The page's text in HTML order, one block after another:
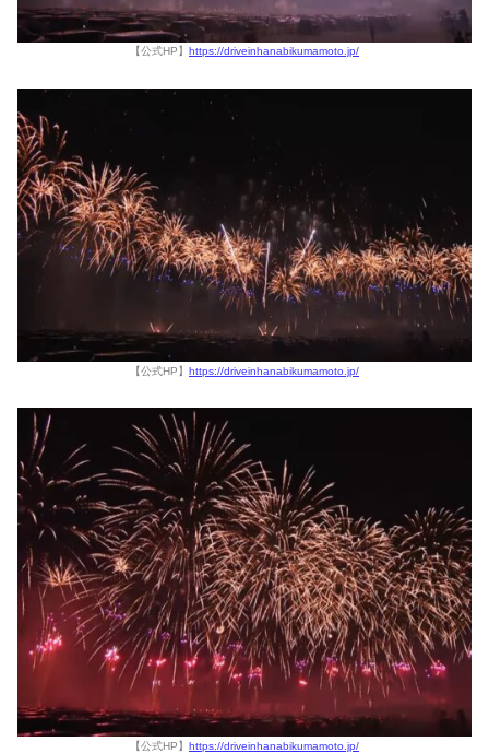
【公式HP】 https://driveinhanabikumamoto.jp/
【公式HP】 https://driveinhanabikumamoto.jp/
【公式HP】 https://driveinhanabikumamoto.jp/